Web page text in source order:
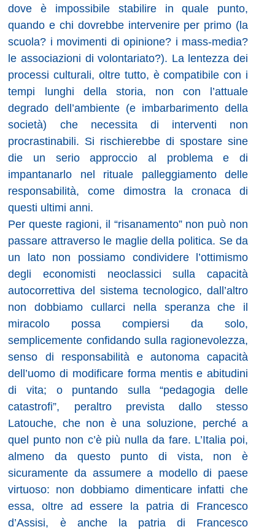
dove è impossibile stabilire in quale punto,
quando e chi dovrebbe intervenire per primo (la
scuola? i movimenti di opinione? i mass-media?
le associazioni di volontariato?). La lentezza dei
processi culturali, oltre tutto, è compatibile con i
tempi lunghi della storia, non con l’attuale
degrado dell’ambiente (e imbarbarimento della
società) che necessita di interventi non
procrastinabili. Si rischierebbe di spostare sine
die un serio approccio al problema e di
impantanarlo nel rituale palleggiamento delle
responsabilità, come dimostra la cronaca di
questi ultimi anni.
Per queste ragioni, il “risanamento” non può non
passare attraverso le maglie della politica. Se da
un lato non possiamo condividere l’ottimismo
degli economisti neoclassici sulla capacità
autocorrettiva del sistema tecnologico, dall’altro
non dobbiamo cullarci nella speranza che il
miracolo possa compiersi da solo,
semplicemente confidando sulla ragionevolezza,
senso di responsabilità e autonoma capacità
dell’uomo di modificare forma mentis e abitudini
di vita; o puntando sulla “pedagogia delle
catastrofi”, peraltro prevista dallo stesso
Latouche, che non è una soluzione, perché a
quel punto non c’è più nulla da fare. L’Italia poi,
almeno da questo punto di vista, non è
sicuramente da assumere a modello di paese
virtuoso: non dobbiamo dimenticare infatti che
essa, oltre ad essere la patria di Francesco
d’Assisi, è anche la patria di Francesco